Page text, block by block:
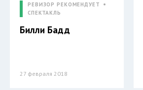
РЕВИЗОР РЕКОМЕНДУЕТ
СПЕКТАКЛЬ
Билли Бадд
27 февраля 2018